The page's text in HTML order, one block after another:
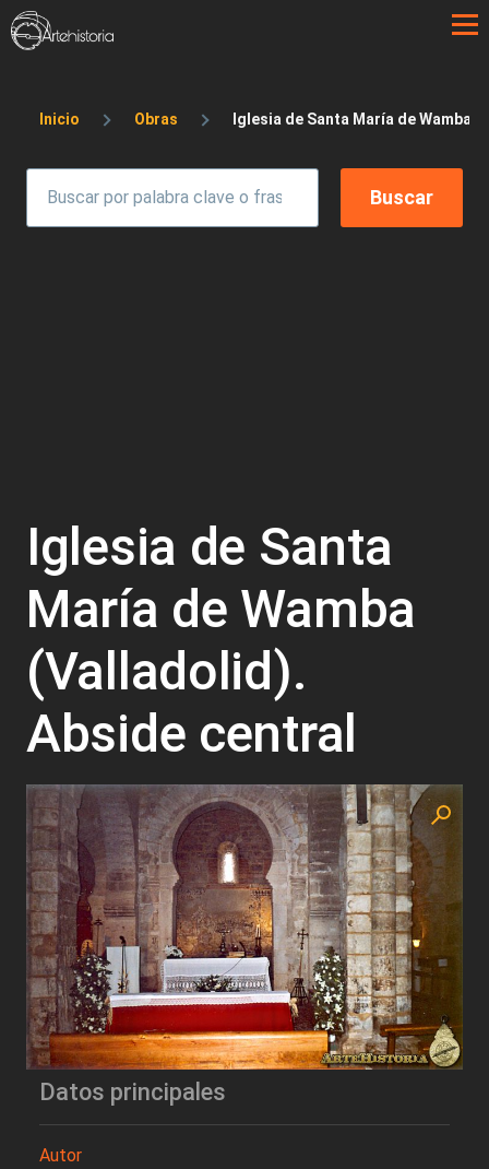
Pasar al contenido principal
Sobrescribir enlaces de ayuda a la
Inicio Obras Iglesia de Santa María de Wamba
Iglesia de Santa
María de Wamba
(Valladolid).
Abside central
Datos principales
Autor